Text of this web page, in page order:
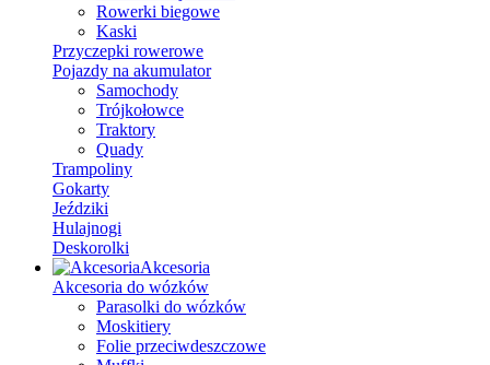
Rowerki biegowe
Kaski
Przyczepki rowerowe
Pojazdy na akumulator
Samochody
Trójkołowce
Traktory
Quady
Trampoliny
Gokarty
Jeździki
Hulajnogi
Deskorolki
Akcesoria
Akcesoria do wózków
Parasolki do wózków
Moskitiery
Folie przeciwdeszczowe